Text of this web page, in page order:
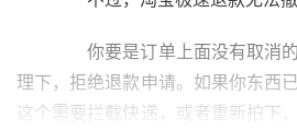
你要是订单上面没有取消的
理下，拒绝退款申请。如果你东西
这个需要拦截快递，或者重新拍下